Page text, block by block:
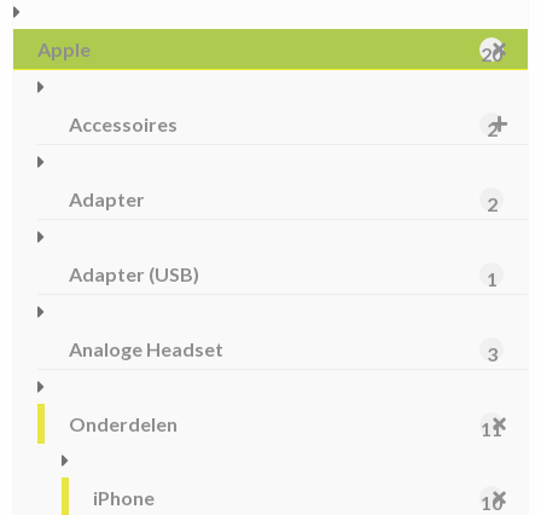
Apple 20
Accessoires 2
Adapter 2
Adapter (USB) 1
Analoge Headset 3
Onderdelen 11
iPhone 10